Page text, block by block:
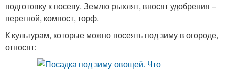
подготовку к посеву. Землю рыхлят, вносят удобрения –
перегной, компост, торф.
К культурам, которые можно посеять под зиму в огороде,
относят: